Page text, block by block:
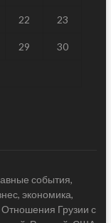
22 23
29 30
события,
экономика,
Отношения Грузии с